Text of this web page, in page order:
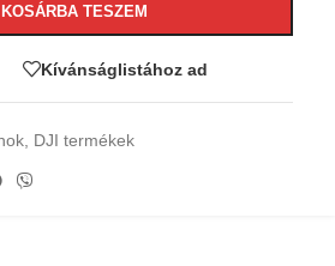
KOSÁRBA TESZEM
Kívánságlistához ad
DJI termékek